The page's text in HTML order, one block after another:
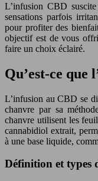
L’infusion CBD
sensations parfois
pour profiter des
objectif est de vous
faire un choix éclairé.
Qu’est-ce que
L’infusion au CBD se
chanvre par sa
chanvre utilisent les
cannabidiol extrait,
à une base liquide,
Définition et types